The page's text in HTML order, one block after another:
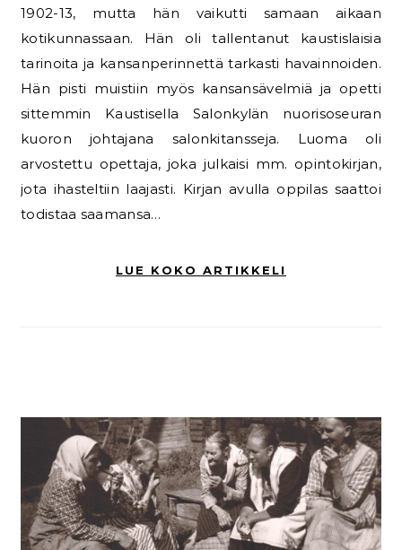
1902-13, mutta hän vaikutti samaan aikaan
kotikunnassaan. Hän oli tallentanut kaustislaisia
tarinoita ja kansanperinnettä tarkasti havainnoiden.
Hän pisti muistiin myös kansansävelmiä ja opetti
sittemmin Kaustisella Salonkylän nuorisoseuran
kuoron johtajana salonkitansseja. Luoma oli
arvostettu opettaja, joka julkaisi mm. opintokirjan,
jota ihasteltiin laajasti. Kirjan avulla oppilas saattoi
todistaa saamansa…
LUE KOKO ARTIKKELI